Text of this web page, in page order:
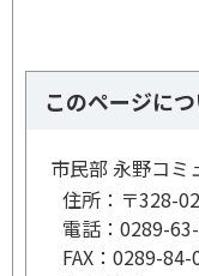
このページに
市民部 永野コミ
住所： 〒328-
電話： 0289-
FAX： 0289-84-